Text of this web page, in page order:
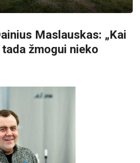
Maslauskas: „Kai
žmogui nieko